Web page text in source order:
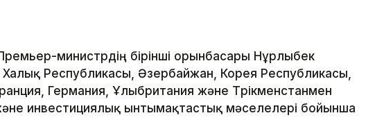
министрдің бірінші орынбасары Нұрлыбек
Халық Республикасы, Әзербайжан, Корея Республикасы,
Германия, Ұлыбритания және Түрікменстанмен
инвестициялық ынтымақтастық мәселелері бойынша